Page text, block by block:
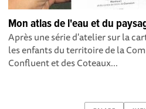
Mon atlas de l'eau et du
Après une série d'atelier sur la
les enfants du territoire de la
Confluent et des Coteaux...